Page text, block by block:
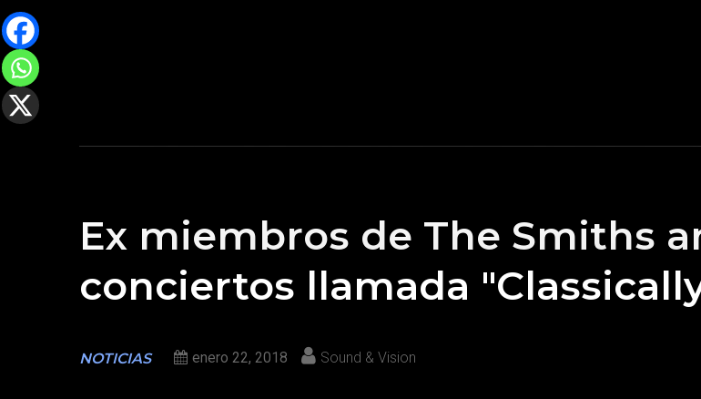
Ex miembros de The Smiths
conciertos llamada
NOTICIAS enero 22, 2018 Sound & Vision